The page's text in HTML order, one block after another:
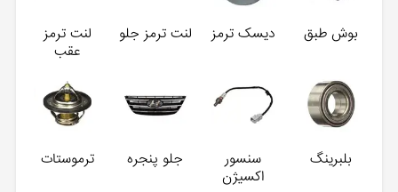
بوش طبق دیسک ترمز لنت ترمز جلو
لنت ترمز
عقب
بلبرینگ
سنسور
اکسیژن
جلو پنجره ترموستات